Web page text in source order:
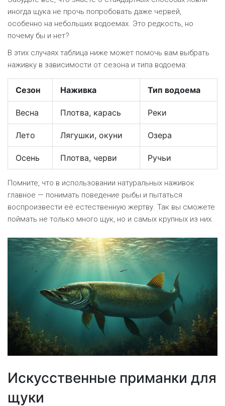
иногда щука не прочь попробовать даже червей,
особенно на небольших водоемах. Это редкость, но
почему бы и нет?
В этих случаях таблица ниже может помочь вам выбрать
наживку в зависимости от сезона и типа водоема:
Сезон Наживка Тип водоема
Весна Плотва, карась Реки
Лето Лягушки, окуни Озера
Осень Плотва, черви Ручьи
Помните, что в использовании натуральных наживок
главное — понимать поведение рыбы и пытаться
воспроизвести её естественную жертву. Так вы сможете
поймать не только много щук, но и самых крупных из них.
Искусственные приманки для
щуки